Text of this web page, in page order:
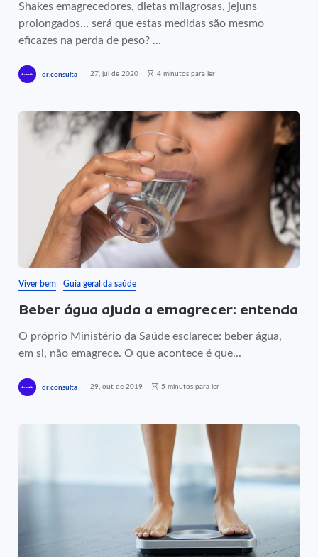
Shakes emagrecedores, dietas milagrosas, jejuns
prolongados… será que estas medidas são mesmo
eficazes na perda de peso? ...
dr.consulta 27, jul de 2020 4 minutos para ler
Viver bem Guia geral da saúde
Beber água ajuda a emagrecer: entenda
O próprio Ministério da Saúde esclarece: beber água,
em si, não emagrece. O que acontece é que...
dr.consulta 29, out de 2019 5 minutos para ler